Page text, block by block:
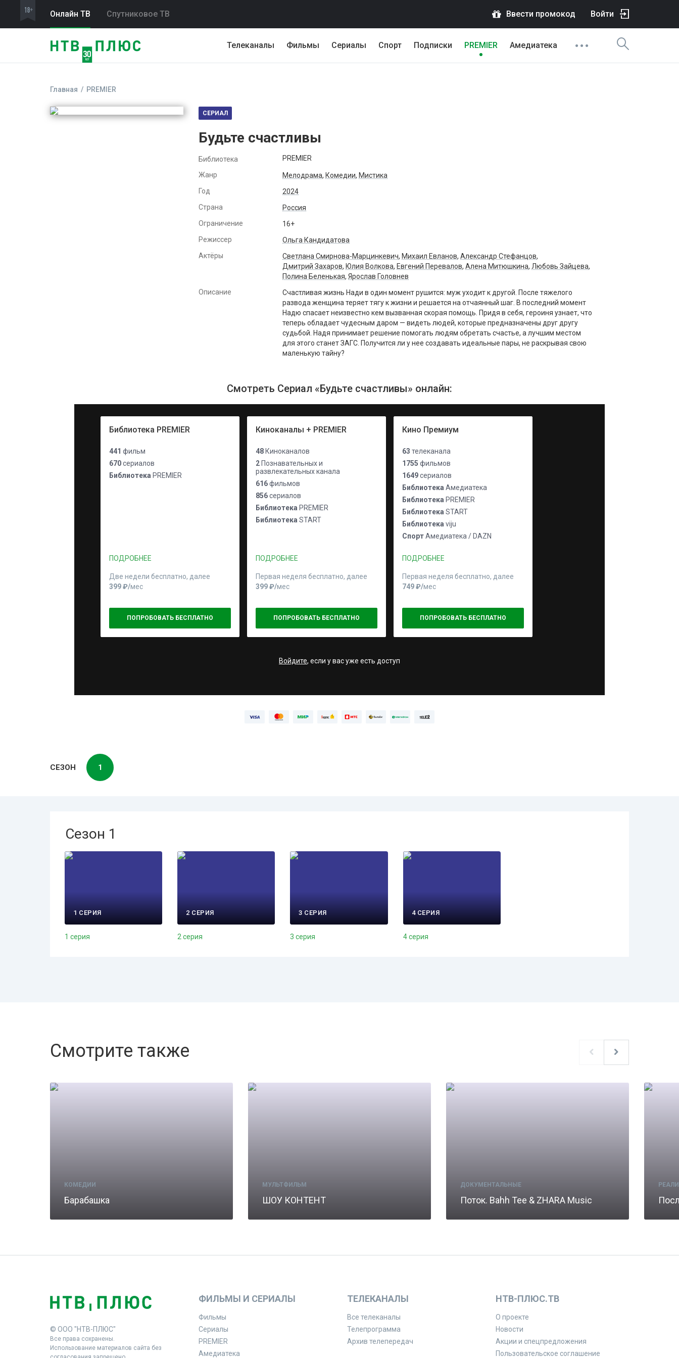
Онлайн ТВ Спутниковое ТВ Ввести промокод Войти
Телеканалы Фильмы Сериалы Спорт Подписки PREMIER Амедиатека
Главная PREMIER
СЕРИАЛ
Будьте счастливы
Библиотека PREMIER
Жанр Мелодрама, Комедии, Мистика
Год
2024
Страна
Россия
Ограничение
16+
Режиссер
Ольга Кандидатова
Актёры
Светлана Смирнова-Марцинкевич, Михаил Евланов, Александр Стефанцов,
Дмитрий Захаров, Юлия Волкова, Евгений Перевалов, Алена Митюшкина, Любовь Зайцева,
Полина Беленькая, Ярослав Головнев
Описание
Счастливая жизнь Нади в один момент рушится: муж уходит к другой. После тяжелого
развода женщина теряет тягу к жизни и решается на отчаянный шаг. В последний момент
Надю спасает неизвестно кем вызванная скорая помощь. Придя в себя, героиня узнает, что
теперь обладает чудесным даром — видеть людей, которые предназначены друг другу
судьбой. Надя принимает решение помогать людям обретать счастье, а лучшим местом
для этого станет ЗАГС. Получится ли у нее создавать идеальные пары, не раскрывая свою
маленькую тайну?
Смотреть Сериал «Будьте счастливы» онлайн:
Библиотека PREMIER
441 фильм
670сериалов
Библиотека PREMIER
ПОДРОБНЕЕ
Две недели бесплатно, далее
399 ₽⁠/⁠мес
ПОПРОБОВАТЬ БЕСПЛАТНО
Киноканалы + PREMIER
48 Киноканалов
2 Познавательных и
развлекательных канала
616фильмов
856сериалов
Библиотека PREMIER
Библиотека START
ПОДРОБНЕЕ
Первая неделя бесплатно, далее
399 ₽⁠/⁠мес
ПОПРОБОВАТЬ БЕСПЛАТНО
Кино Премиум
63 телеканала
1755 фильмов
1649сериалов
Библиотека Амедиатека
Библиотека PREMIER
Библиотека START
Библиотека viju
СпортАмедиатека / DAZN
ПОДРОБНЕЕ
Первая неделя бесплатно, далее
749 ₽⁠/⁠мес
ПОПРОБОВАТЬ БЕСПЛАТНО
Войдите, если у вас уже есть доступ
СЕЗОН 1
Сезон 1
1 СЕРИЯ
1 серия
2 СЕРИЯ
2 серия
3 СЕРИЯ
3 серия
4 СЕРИЯ
4 серия
Смотрите также
КОМЕДИИ
Барабашка
МУЛЬТФИЛЬМ
ШОУ КОНТЕНТ
ДОКУМЕНТАЛЬНЫЕ
Поток. Bahh Tee & ZHARA Music
© ООО "НТВ-ПЛЮС"
Все права сохранены.
Использование материалов сайта без
ФИЛЬМЫ И СЕРИАЛЫ
Фильмы
Сериалы
PREMIER
Амедиатека
ТЕЛЕКАНАЛЫ
Все телеканалы
Телепрограмма
Архив телепередач
НТВ-ПЛЮС.ТВ
О проекте
Новости
Акции и спецпредложения
Пользовательское соглашение